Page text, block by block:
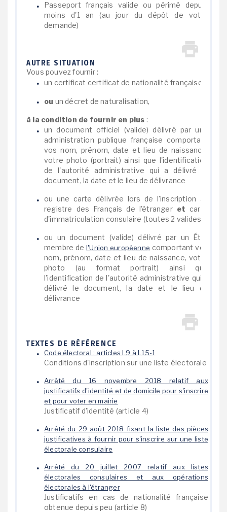
Passeport français valide ou périmé depuis
moins d'1 an (au jour du dépôt de votre
demande)
AUTRE SITUATION
Vous pouvez fournir :
un certificat certificat de nationalité française,
ou un décret de naturalisation,
à la condition de fournir en plus :
un document officiel (valide) délivré par une
administration publique française comportant
vos nom, prénom, date et lieu de naissance,
votre photo (portrait) ainsi que l'identification
de l'autorité administrative qui a délivré le
document, la date et le lieu de délivrance
ou une carte délivrée lors de l'inscription au
registre des Français de l'étranger et carte
d'immatriculation consulaire (toutes 2 valides)
ou un document (valide) délivré par un État
membre de l'Union européenne comportant vos
nom, prénom, date et lieu de naissance, votre
photo (au format portrait) ainsi que
l'identification de l'autorité administrative qui a
délivré le document, la date et le lieu de
délivrance
TEXTES DE RÉFÉRENCE
Code électoral : articles L9 à L15-1
Conditions d'inscription sur une liste électorale
Arrêté du 16 novembre 2018 relatif aux
justificatifs d'identité et de domicile pour s'inscrire
et pour voter en mairie
Justificatif d'identité (article 4)
Arrêté du 29 août 2018 fixant la liste des pièces
justificatives à fournir pour s'inscrire sur une liste
électorale consulaire
Arrêté du 20 juillet 2007 relatif aux listes
électorales consulaires et aux opérations
électorales à l'étranger
Justificatifs en cas de nationalité française
obtenue depuis peu (article 8)